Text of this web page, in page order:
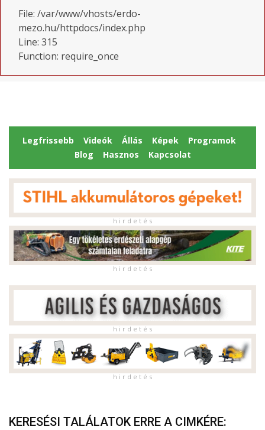
File: /var/www/vhosts/erdo-
mezo.hu/httpdocs/index.php
Line: 315
Function: require_once
Legfrissebb Videók Állás Képek
Programok
Blog
Hasznos Kapcsolat
h i r d e t é s
h i r d e t é s
h i r d e t é s
h i r d e t é s
KERESÉSI TALÁLATOK ERRE A CIMKÉRE: